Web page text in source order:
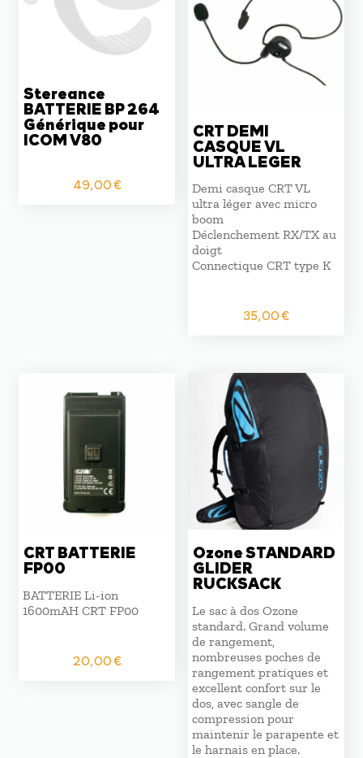
Stereance
BATTERIE BP 264
Générique pour
ICOM V80
49,00€
CRT DEMI
CASQUE VL
ULTRA LEGER
Demi casque CRT VL
ultra léger avec micro
boom
Déclenchement RX/TX au
doigt
Connectique CRT type K
35,00€
CRT BATTERIE
FP00
BATTERIE Li-ion
1600mAH CRT FP00
20,00€
Ozone STANDARD
GLIDER
RUCKSACK
Le sac à dos Ozone
standard. Grand volume
de rangement,
nombreuses poches de
rangement pratiques et
excellent confort sur le
dos, avec sangle de
compression pour
maintenir le parapente et
le harnais en place.